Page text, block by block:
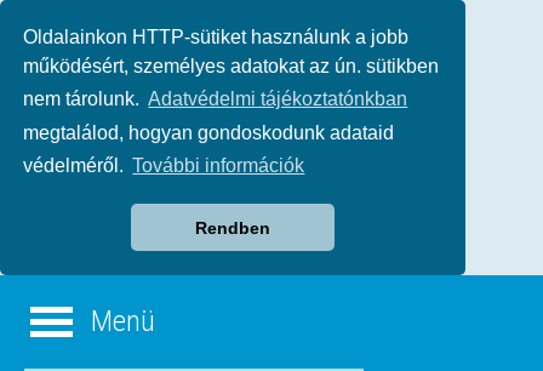
Oldalainkon HTTP-sütiket használunk a jobb
működésért, személyes adatokat az ún. sütikben
nem tárolunk. Adatvédelmi tájékoztatónkban
megtalálod, hogyan gondoskodunk adataid
védelméről. További információk
Rendben
Menü